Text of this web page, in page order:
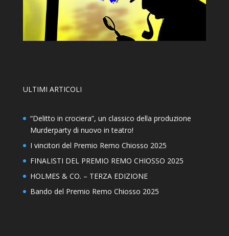
ULTIMI ARTICOLI
“Delitto in crociera”, un classico della produzione
Murderparty di nuovo in teatro!
I vincitori del Premio Remo Chiosso 2025
FINALISTI DEL PREMIO REMO CHIOSSO 2025
HOLMES & CO. – TERZA EDIZIONE
Bando del Premio Remo Chiosso 2025